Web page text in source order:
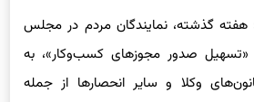
صدور مجوزهای کسب‌وکار»، به
وکلا و سایر انحصارها از جمله
پایان دادند.